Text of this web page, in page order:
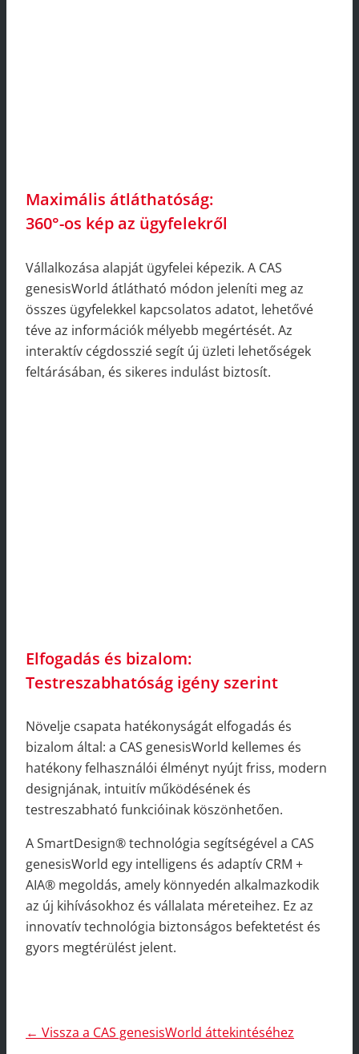
Maximális átláthatóság:
360°-os kép az ügyfelekről
Vállalkozása alapját ügyfelei képezik. A CAS
genesisWorld átlátható módon jeleníti meg az
összes ügyfelekkel kapcsolatos adatot, lehetővé
téve az információk mélyebb megértését. Az
interaktív cégdosszié segít új üzleti lehetőségek
feltárásában, és sikeres indulást biztosít.
Elfogadás és bizalom:
Testreszabhatóság igény szerint
Növelje csapata hatékonyságát elfogadás és
bizalom által: a CAS genesisWorld kellemes és
hatékony felhasználói élményt nyújt friss, modern
designjának, intuitív működésének és
testreszabható funkcióinak köszönhetően.
A SmartDesign® technológia segítségével a CAS
genesisWorld egy intelligens és adaptív CRM +
AIA® megoldás, amely könnyedén alkalmazkodik
az új kihívásokhoz és vállalata méreteihez. Ez az
innovatív technológia biztonságos befektetést és
gyors megtérülést jelent.
← Vissza a CAS genesisWorld áttekintéséhez